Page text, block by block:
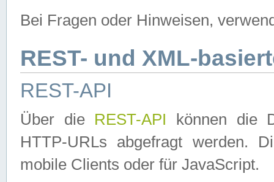
Bei Fragen oder Hinweisen,
REST- und XML-
REST-API
Über die REST-API können die
HTTP-URLs abgefragt werden.
mobile Clients oder für JavaScript.